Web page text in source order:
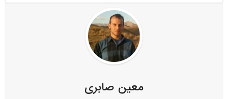
معین صابری